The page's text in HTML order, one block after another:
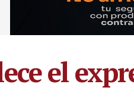
el